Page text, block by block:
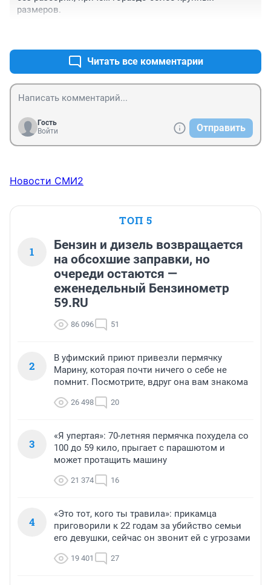
размеров.
Читать все комментарии
Гость
Войти
Отправить
Новости СМИ2
ТОП 5
1
Бензин и дизель возвращается
на обсохшие заправки, но
очереди остаются —
еженедельный Бензинометр
59.RU
86 096 51
2
В уфимский приют привезли пермячку
Марину, которая почти ничего о себе не
помнит. Посмотрите, вдруг она вам знакома
26 498 20
3
«Я упертая»: 70-летняя пермячка похудела со
100 до 59 кило, прыгает с парашютом и
может протащить машину
21 374 16
4
«Это тот, кого ты травила»: прикамца
приговорили к 22 годам за убийство семьи
его девушки, сейчас он звонит ей с угрозами
19 401 27